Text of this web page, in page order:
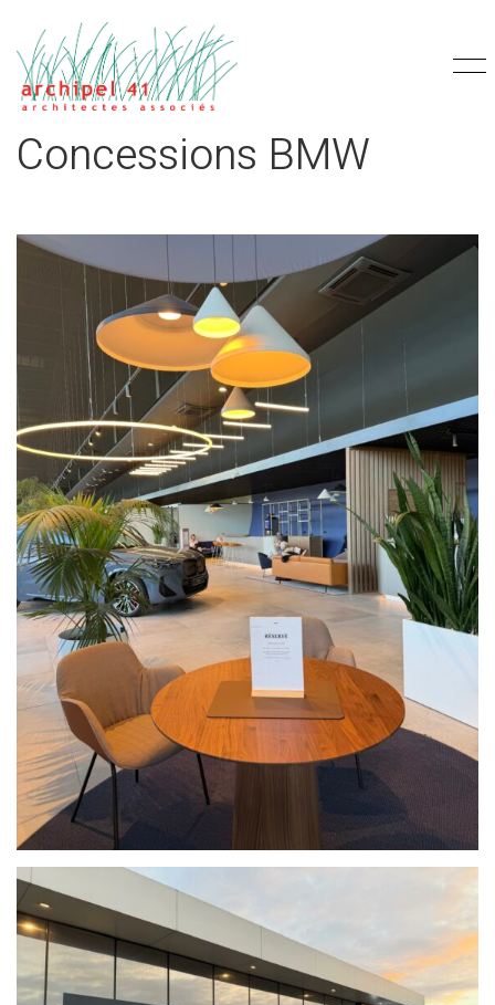
Concessions BMW